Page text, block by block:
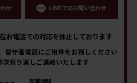
せ LINEでのお問い合わせ
お電話での対応を休止しております
留守番電話にご用件をお残しください
次折り返しご連絡いたします
営業時間